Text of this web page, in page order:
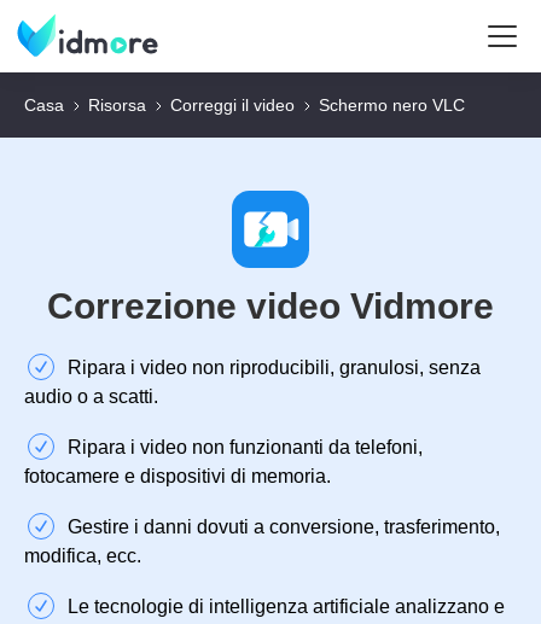
Casa Risorsa Correggi il video Schermo nero VLC
Correzione video Vidmore
Ripara i video non riproducibili, granulosi, senza
audio o a scatti.
Ripara i video non funzionanti da telefoni,
fotocamere e dispositivi di memoria.
Gestire i danni dovuti a conversione, trasferimento,
modifica, ecc.
Le tecnologie di intelligenza artificiale analizzano e